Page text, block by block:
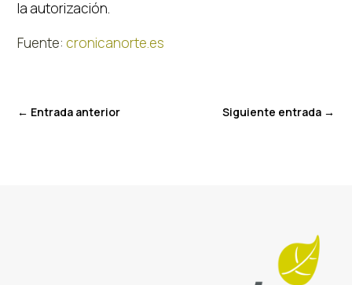
la autorización.
Fuente: cronicanorte.es
← Entrada anterior Siguiente entrada→